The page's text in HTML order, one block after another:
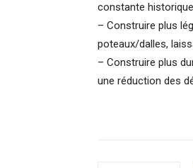
constante
– Construire plus
poteaux/dalles,
– Construire plus
une réduction des